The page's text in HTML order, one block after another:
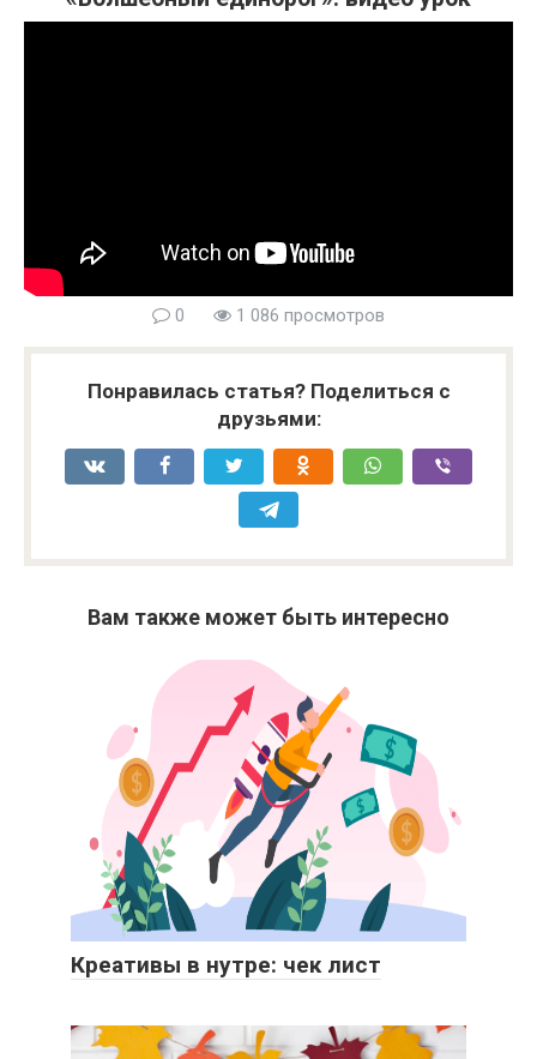
0 1 086 просмотров
Понравилась статья? Поделиться с
друзьями:
Вам также может быть интересно
Креативы в нутре: чек лист